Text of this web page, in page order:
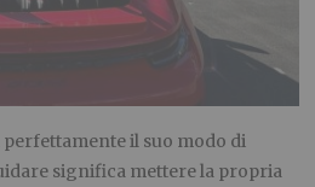
il suo modo di
significa mettere la propria